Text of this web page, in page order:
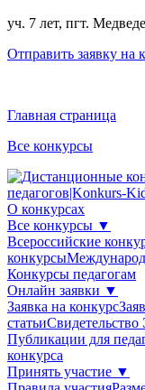
уч. 7 лет, пгт.
Отправить заявку на
Главная страница
Все конкурсы
О конкурсах
Все конкурсы ▼
Всероссийские
конкурсы
Конкурсы педагогам
Онлайн заявки ▼
Заявка на конкурс
статьиСвидетельство
Публикации для
конкурса
Принять участие ▼